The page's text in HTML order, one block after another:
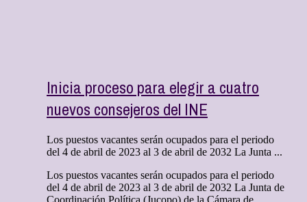
Inicia proceso para elegir a cuatro
nuevos consejeros del INE
Los puestos vacantes serán ocupados para el periodo
del 4 de abril de 2023 al 3 de abril de 2032 La Junta ...
Los puestos vacantes serán ocupados para el periodo
del 4 de abril de 2023 al 3 de abril de 2032 La Junta de
Coordinación Política (Jucopo) de la Cámara de